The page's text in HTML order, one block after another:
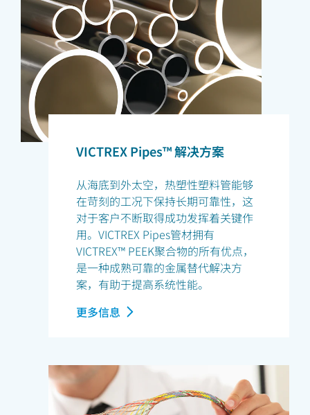
VICTREX Pipes™ 解决方案
从海底到外太空，热塑性塑料管能够
在苛刻的工况下保持长期可靠性，这
对于客户不断取得成功发挥着关键作
用。VICTREX Pipes管材拥有
VICTREX™ PEEK聚合物的所有优点，
是一种成熟可靠的金属替代解决方
案，有助于提高系统性能。
更多信息